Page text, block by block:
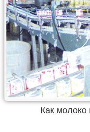
Как молоко